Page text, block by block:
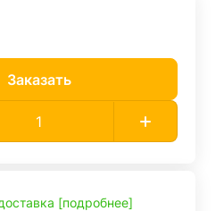
Заказать
[подробнее]